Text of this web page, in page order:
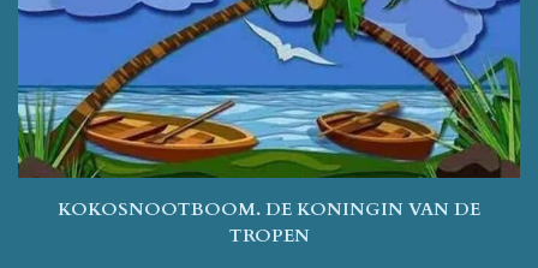
KOKOSNOOTBOOM. DE KONINGIN VAN DE
TROPEN